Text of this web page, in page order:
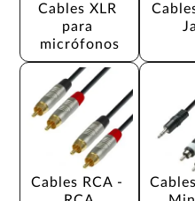
Cables XLR
para
micrófonos
Cables RCA -